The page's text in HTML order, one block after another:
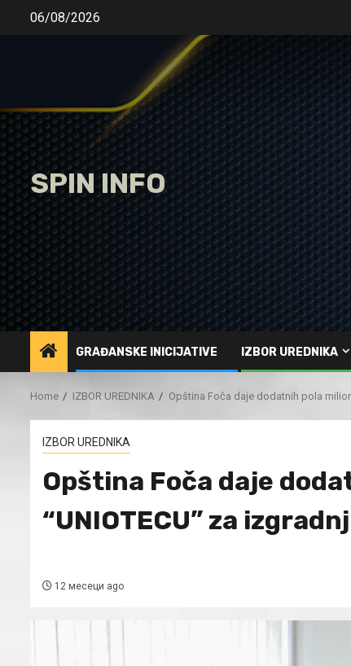
06/08/2026
SPIN INFO
GRAĐANSKE INICIJATIVE IZBOR UREDNIKA
Home IZBOR UREDNIKA Opština Foča daje dodatnih pola
IZBOR UREDNIKA
Opština Foča daje
“UNIOTECU” za
12 месеци ago